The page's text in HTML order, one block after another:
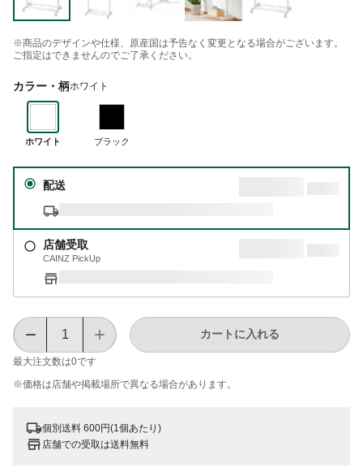
※商品のデザインや仕様、原産国は予告なく変更となる場合がございます。
ご指定はできませんのでご了承ください。
カラー・柄ホワイト
ホワイト ブラック
配送
店舗受取
CAINZ PickUp
最大注文数は0です
カートに入れる
※価格は​店舗や​掲載場所で​異なる​場合が​あります。
個別送料 600円(1個あたり)
店舗での受取は送料無料